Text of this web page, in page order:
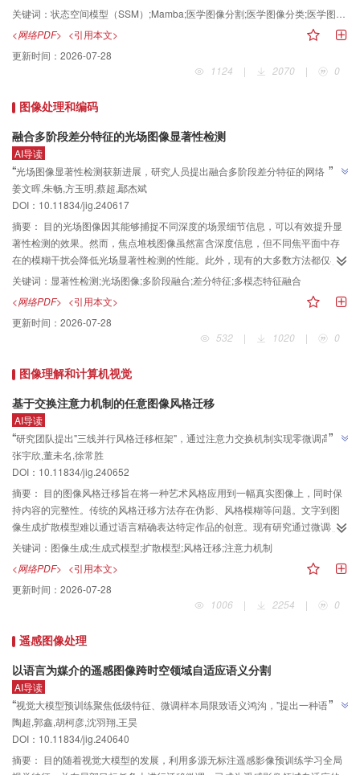
Transformer。为了充分了解状态空间模型在医学图像处理领域的研究和应用，
本文进行了全面的调查，首先对状态空间模型的发展历程和各种基于SSM的基
础模型进行总结，然后按照图像分割、分类、配准和融合、重建，以及疾病预
测、医学图像合成、放射治疗剂量预测任务进行分类研究，探讨了每种任务中
SSM模型的改进和应用，最后讨论了状态空间模型面临的挑战和今后的研究方
https://github.com/wyl32123/ssm-medical-paper/tree/main。
关键词： 状态空间模型（SSM）;Mamba;医学图像分割;医学图像分类;医学图像配准和融合;医学图像重建
<网络PDF> <引用本文>
更新时间： 2026-07-28
1124
| 2070 | 0
图像处理和编码
融合多阶段差分特征的光场图像显著性检测
AI导读
“光场图像显著性检测获新进展，研究人员提出融合多阶段差分特征的网络，"旨
在提高光场图像中显著物体检测的准确性"，通过焦点堆栈深度感知与多模态阶
段融合方法实现特征早期交互，在三个公开数据集上性能优于11种对比方法。
”
姜文晖,朱畅,方玉明,蔡超,鄢杰斌
DOI： 10.11834/jig.240617
摘要： 目的光场图像因其能够捕捉不同深度的场景细节信息，可以有效提升显
著性检测的效果。然而，焦点堆栈图像虽然富含深度信息，但不同焦平面中存
在的模糊干扰会降低光场显著性检测的性能。此外，现有的大多数方法都仅在
显著性预测阶段考虑不同图像特征的交互，导致不同特征的互补性利用不足。
为了解决以上问题，提出一种融合多阶段差分特征的光场图像显著性检测网
络，旨在提高光场图像中显著物体检测的准确性。方法提出一种基于多阶段自
差分特征的焦点堆栈深度感知方法，以连续深度聚焦信息指导显著目标定位。
提出一种多模态阶段融合方法，通过多模态差异约束捕获高精度的焦点堆栈聚
栈深度感知方法和多模态阶段融合方法的互补信息增强目标物体的可识别性。
将两种方法引入编码阶段，实现特征的早期交互，缓解了特征利用率低的问
题。结果实验在被广泛应用的DUTLF-FS（Dalian University of Technology
Light Field Focal Stack）、HFUT-Lytro（Hefei University of Technology
Lytro）和Lytro Illum数据集上与11种方法进行比较。在DUTLF-FS数据集中，相
比FESNet模型，在不额外引入深度图线索的前提下，最大F指标相对提升
0.2%；在HFUT-Lytro数据集中，相比FESNet模型，平均绝对误差相对降低
12.9%；在Lytro Illum数据集中，相比LFTransNet模型，平均绝对误差相对降低
22.2%。消融实验进一步证实了所设计的模块的有效性。结论本文提出的显著
性检测模型能有效增强复杂场景中的显著区域特征，并抑制背景区域，能够准
确地识别显著目标。
关键词： 显著性检测;光场图像;多阶段融合;差分特征;多模态特征融合
<网络PDF> <引用本文>
更新时间： 2026-07-28
532
| 1020 | 0
图像理解和计算机视觉
基于交换注意力机制的任意图像风格迁移
AI导读
“研究团队提出"三线并行风格迁移框架"，通过注意力交换机制实现零微调高效
风格迁移，为任意图像风格迁移提供了无需额外计算成本的解决方案。
”
张宇欣,董未名,徐常胜
DOI： 10.11834/jig.240652
摘要： 目的图像风格迁移旨在将一种艺术风格应用到一幅真实图像上，同时保
持内容的完整性。传统的风格迁移方法存在伪影、风格模糊等问题。文字到图
像生成扩散模型难以通过语言精确表达特定作品的创意。现有研究通过微调模
型或文本嵌入技术提升风格准确度，但微调模型引入了额外计算成本，效率较
低。针对这些挑战，本文提出一种无需额外微调模型的高效风格迁移方法。方
法本文方法包含一种新颖的三线并行风格迁移框架，即图像生成路径、内容引
导路径和风格引导路径。利用摄影和艺术图像作为视觉提示，通过一种新颖的
注意力交换机制，将引导图像信息注入新图像生成路径，实现灵活、高效的任
生成高质量的风格迁移结果，定性实验表明本文方法适用于人像、风景和静物
等多种题材，水墨、油画和素描等多种风格，且视觉效果优于对比的先进风格
迁移方法；定量实验表明本文方法提升了风格准确性，取得了最优结果。结论
所提方法在零微调设置下即可对任意输入图像完成风格迁移，无需针对特定风
格或内容重新训练或微调模型。该方法能够同时处理丰富多样的视觉内容，涵
盖人像、建筑、静物、自然风景等常见题材，以及广泛的艺术风格，包括但不
限于水墨、油画、素描等主流风格。并在上述任意内容与风格的组合中，均稳
定输出高保真、风格一致、语义保持完整的迁移结果。
关键词： 图像生成;生成式模型;扩散模型;风格迁移;注意力机制
<网络PDF> <引用本文>
更新时间： 2026-07-28
1006
| 2254 | 0
遥感图像处理
以语言为媒介的遥感图像跨时空领域自适应语义分割
AI导读
“视觉大模型预训练聚焦低级特征、微调样本局限致语义鸿沟，"提出一种语言文
本引导的'全局模型预训练—局部模型微调'的领域自适应框架"，借助LLaVA生成
时空描述引导学习，跨时空遥感分割实验验证有效。
”
陶超,郭鑫,胡柯彦,沈羽翔,王昊
DOI： 10.11834/jig.240640
摘要： 目的随着视觉大模型的发展，利用多源无标注遥感影像预训练学习全局